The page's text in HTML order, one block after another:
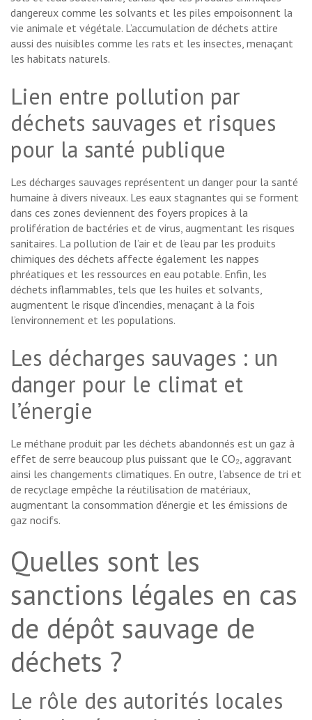
dangereux comme les solvants et les piles empoisonnent la
vie animale et végétale. L’accumulation de déchets attire
aussi des nuisibles comme les rats et les insectes, menaçant
les habitats naturels.
Lien entre pollution par
déchets sauvages et risques
pour la santé publique
Les décharges sauvages représentent un danger pour la santé
humaine à divers niveaux. Les eaux stagnantes qui se forment
dans ces zones deviennent des foyers propices à la
prolifération de bactéries et de virus, augmentant les risques
sanitaires. La pollution de l’air et de l’eau par les produits
chimiques des déchets affecte également les nappes
phréatiques et les ressources en eau potable. Enfin, les
déchets inflammables, tels que les huiles et solvants,
augmentent le risque d’incendies, menaçant à la fois
l’environnement et les populations.
Les décharges sauvages : un
danger pour le climat et
l’énergie
Le méthane produit par les déchets abandonnés est un gaz à
effet de serre beaucoup plus puissant que le CO₂, aggravant
ainsi les changements climatiques. En outre, l’absence de tri et
de recyclage empêche la réutilisation de matériaux,
augmentant la consommation d’énergie et les émissions de
gaz nocifs.
Quelles sont les
sanctions légales en cas
de dépôt sauvage de
déchets ?
Le rôle des autorités locales